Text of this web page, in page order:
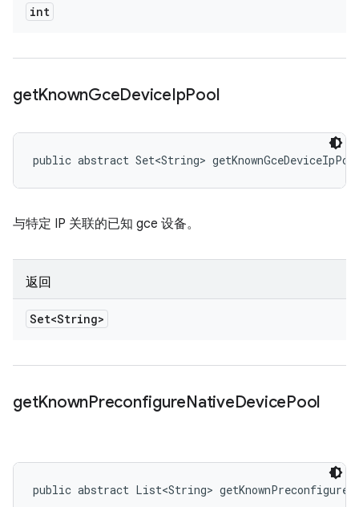
int
getKnownGceDeviceIpPool
public abstract Set<String>
与特定 IP 关联的已知 gce 设备。
返回
Set<String>
getKnownPreconfigureNativeDevicePool
public abstract List<String>